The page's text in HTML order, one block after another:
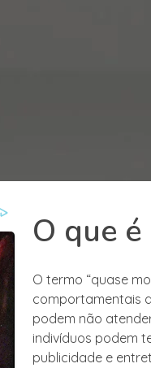
O que
O termo “quase
comportamentais
podem não
indivíduos podem
publicidade e